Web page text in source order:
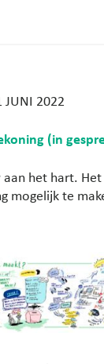
JUNI 2022
(in
het hart.
te